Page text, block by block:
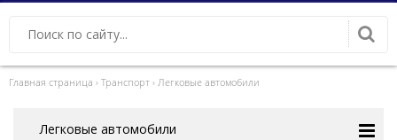
Главная страница › Транспорт › Легковые автомобили
Легковые автомобили